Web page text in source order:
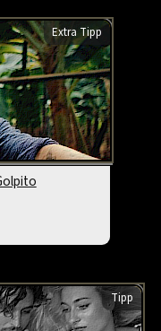
Extra Tipp
Tipp